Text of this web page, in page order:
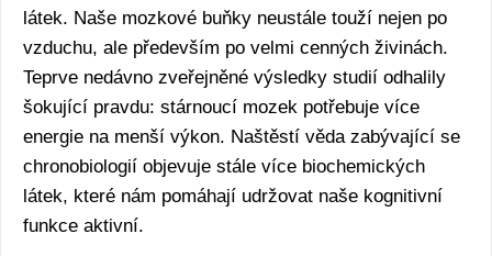
látek. Naše mozkové buňky neustále touží nejen po
vzduchu, ale především po velmi cenných živinách.
Teprve nedávno zveřejněné výsledky studií odhalily
šokující pravdu: stárnoucí mozek potřebuje více
energie na menší výkon. Naštěstí věda zabývající se
chronobiologií objevuje stále více biochemických
látek, které nám pomáhají udržovat naše kognitivní
funkce aktivní.